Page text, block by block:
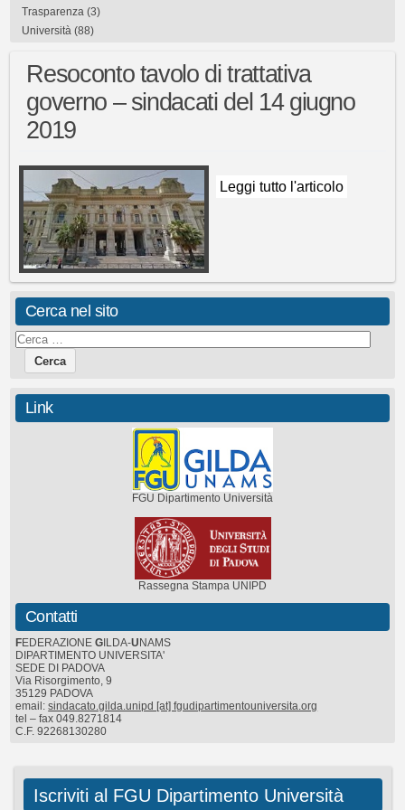
Trasparenza (3)
Università (88)
Resoconto tavolo di trattativa
governo – sindacati del 14 giugno
2019
Leggi tutto l'articolo
Cerca nel sito
Link
FGU Dipartimento Università
Rassegna Stampa UNIPD
Contatti
FEDERAZIONE G ILDA-U NAMS
DIPARTIMENTO UNIVERSITA'
SEDE DI PADOVA
Via Risorgimento, 9
35129 PADOVA
email:sindacato.gilda.unipd [at] fgudipartimentouniversita.org
tel – fax 049.8271814
C.F. 92268130280
Iscriviti al FGU Dipartimento Università